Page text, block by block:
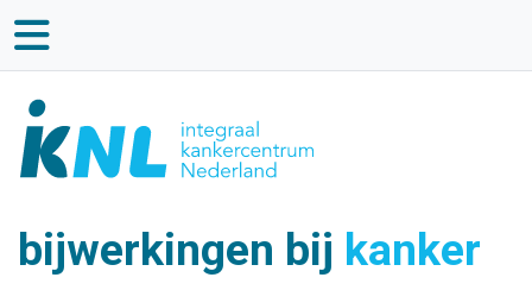
bijwerkingen bij kanker